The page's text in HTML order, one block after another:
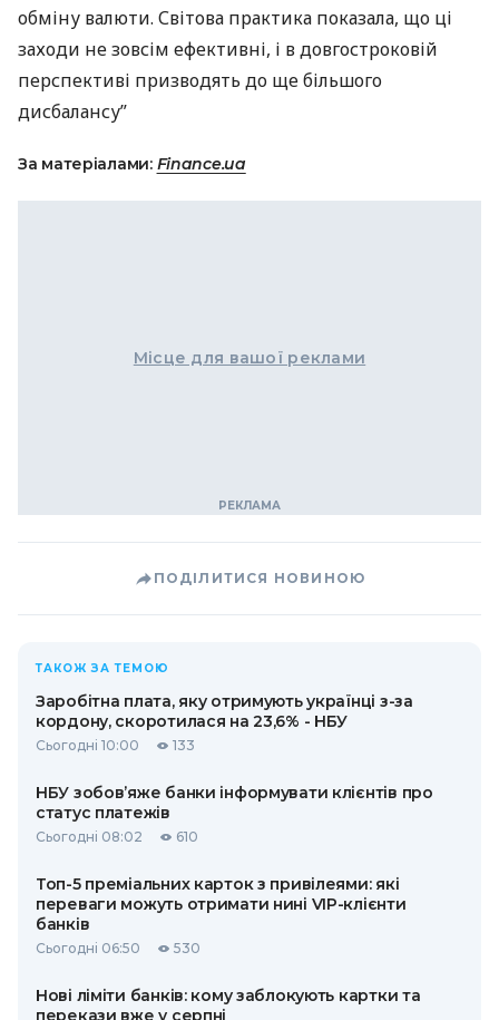
обміну валюти. Світова практика показала, що ці
заходи не зовсім ефективні, і в довгостроковій
перспективі призводять до ще більшого
дисбалансу”
За матеріалами: Finance.ua
Місце для вашої реклами
ПОДІЛИТИСЯ НОВИНОЮ
ТАКОЖ ЗА ТЕМОЮ
Заробітна плата, яку отримують українці з-за
кордону, скоротилася на 23,6% - НБУ
Сьогодні 10:00 133
НБУ зобов’яже банки інформувати клієнтів про
статус платежів
Сьогодні 08:02 610
Топ-5 преміальних карток з привілеями: які
переваги можуть отримати нині VIP-клієнти
банків
Сьогодні 06:50 530
Нові ліміти банків: кому заблокують картки та
перекази вже у серпні